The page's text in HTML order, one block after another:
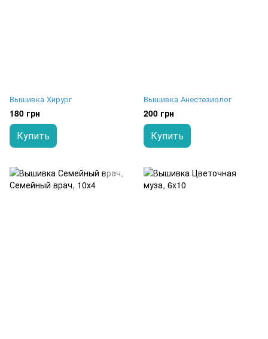
Вышивка Хирург
180 грн
Купить
Вышивка Анестезиолог
200 грн
Купить